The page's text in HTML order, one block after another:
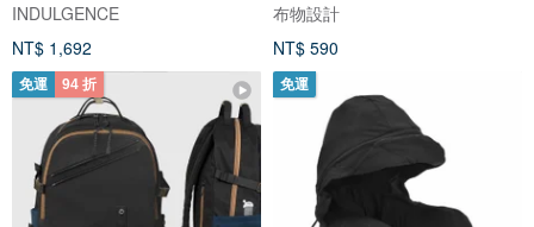
INDULGENCE
NT$ 1,692
布物設計
NT$ 590
免運 94 折 免運